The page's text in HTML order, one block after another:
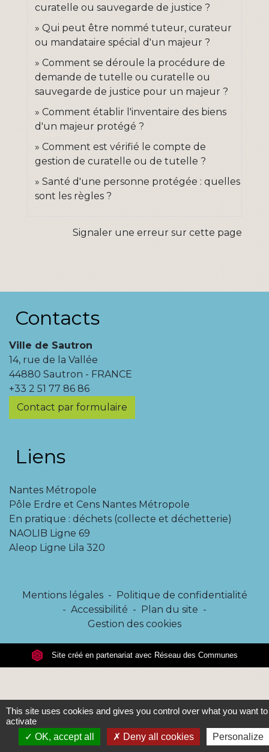
curatelle ou sauvegarde de justice ?
Qui peut être nommé tuteur, curateur
ou mandataire spécial d'un majeur ?
Comment se déroule la procédure de
demande de tutelle ou curatelle ou
sauvegarde de justice pour un majeur ?
Comment établir l'inventaire des biens
d'un majeur protégé ?
Comment est vérifié le compte de
gestion de curatelle ou de tutelle ?
Santé d'une personne protégée : quelles
sont les règles ?
Signaler une erreur sur cette page
Contacts
Ville de Sautron
14, rue de la Vallée
44880 Sautron - FRANCE
+33 2 51 77 86 86
Contact par formulaire
Liens
Nantes Métropole
Pôle Erdre et Cens Nantes Métropole
En pratique : déchets (collecte et déchetterie)
NAOLIB Ligne 69
Aleop Ligne Lila 320
Mentions légales -
Politique de confidentialité
- Accessibilité - Plan du site -
Gestion des cookies
Site créé en partenariat avec Réseau des Communes
This site uses cookies and gives you control over what you want to
activate
OK, accept all
Deny all cookies Personalize